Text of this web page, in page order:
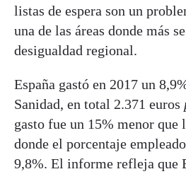
listas de espera son un
una de las áreas donde más
desigualdad regional.
España gastó en 2017 un
Sanidad, en total 2.371 euros
gasto fue un 15% menor que
donde el porcentaje
9,8%. El informe refleja que